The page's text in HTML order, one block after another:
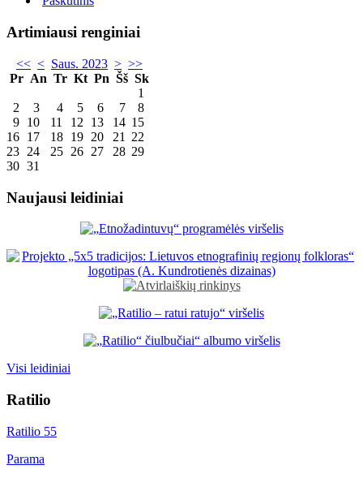
Artimiausi renginiai
<< < Saus. 2023 > >>
Pr An Tr Kt Pn Šš Sk
1
2
3 4 5 6 7
8
9 10 11 12 13 14 15
16 17 18 19 20 21
22
23 24 25 26 27 28 29
30 31
Naujausi leidiniai
Visi leidiniai
Ratilio
Ratilio 55
Parama